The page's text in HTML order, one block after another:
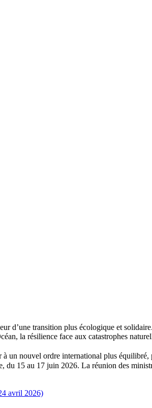
d’une transition plus écologique et
la résilience face aux catastrophes
un nouvel ordre international plus
du 15 au 17 juin 2026. La réunion des
avril 2026)